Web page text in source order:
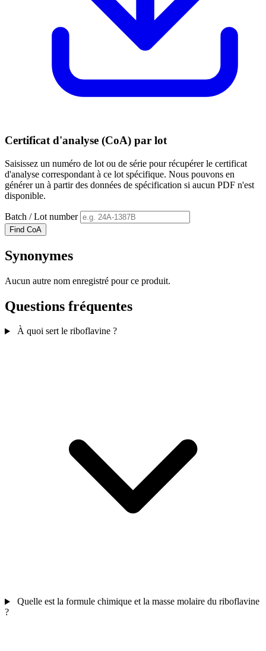
Certificat d'analyse (CoA) par lot
Saisissez un numéro de lot ou de série pour récupérer le certificat
d'analyse correspondant à ce lot spécifique. Nous pouvons en
générer un à partir des données de spécification si aucun PDF n'est
disponible.
Batch / Lot number
Find CoA
Synonymes
Aucun autre nom enregistré pour ce produit.
Questions fréquentes
À quoi sert le riboflavine ?
Quelle est la formule chimique et la masse molaire du riboflavine
?